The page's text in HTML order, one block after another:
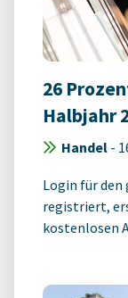
26
Halbjahr
Handel -
Login für
registriert,
kostenlosen